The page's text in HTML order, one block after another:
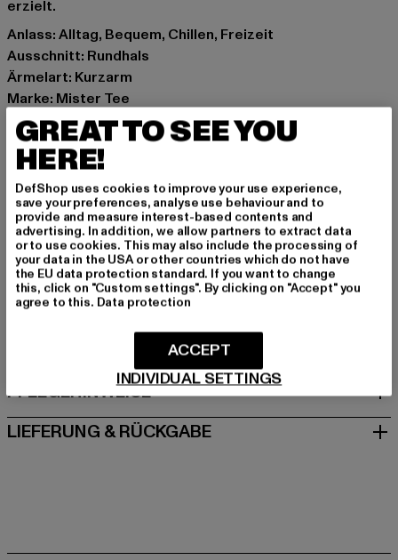
erzielt.
Anlass: Alltag, Bequem, Chillen, Freizeit
Ausschnitt: Rundhals
Ärmelart: Kurzarm
Marke: Mister Tee
Kat.: T-Shirts
Farbe: schwarz
Hersteller Farbe: black
Materialzusammensetzung: 100% Baumwolle
Art.Nr: MT1880-00007
Hersteller: TB International GmbH |info@tbint.de
Dr.-Robert-Murjahn-Straße 7 | 64372 Ober-Ramstadt |
DE
GRÖSSE & PASSFORM
PFLEGEHINWEISE
LIEFERUNG & RÜCKGABE
GREAT TO SEE YOU
HERE!
DefShop uses cookies to improve your use experience,
save your preferences, analyse use behaviour and to
provide and measure interest-based contents and
advertising. In addition, we allow partners to extract data
or to use cookies. This may also include the processing of
your data in the USA or other countries which do not have
the EU data protection standard. If you want to change
this, click on "Custom settings". By clicking on "Accept" you
agree to this. Data protection
INDIVIDUAL SETTINGS
ACCEPT